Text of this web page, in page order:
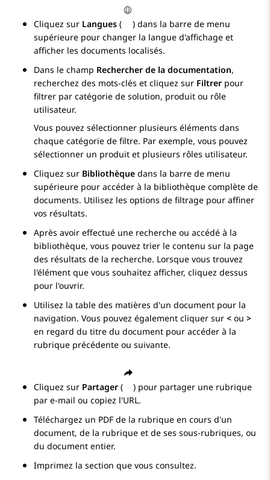
Cliquez sur Langues (
) dans la barre de menu
supérieure pour changer la langue d'affichage et
afficher les documents localisés.
Dans le champ Rechercher de la documentation,
recherchez des mots-clés et cliquez sur Filtrer pour
filtrer par catégorie de solution, produit ou rôle
utilisateur.
Vous pouvez sélectionner plusieurs éléments dans
chaque catégorie de filtre. Par exemple, vous pouvez
sélectionner un produit et plusieurs rôles utilisateur.
Cliquez sur Bibliothèque dans la barre de menu
supérieure pour accéder à la bibliothèque complète de
documents. Utilisez les options de filtrage pour affiner
vos résultats.
Après avoir effectué une recherche ou accédé à la
bibliothèque, vous pouvez trier le contenu sur la page
des résultats de la recherche. Lorsque vous trouvez
l'élément que vous souhaitez afficher, cliquez dessus
pour l'ouvrir.
Utilisez la table des matières d'un document pour la
navigation. Vous pouvez également cliquer sur < ou >
en regard du titre du document pour accéder à la
rubrique précédente ou suivante.
Cliquez sur Partager (
) pour partager une rubrique
par e-mail ou copiez l'URL.
Téléchargez un PDF de la rubrique en cours d'un
document, de la rubrique et de ses sous-rubriques, ou
du document entier.
Imprimez la section que vous consultez.